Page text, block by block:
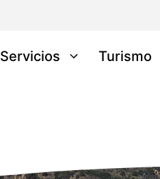
Servicios Turismo